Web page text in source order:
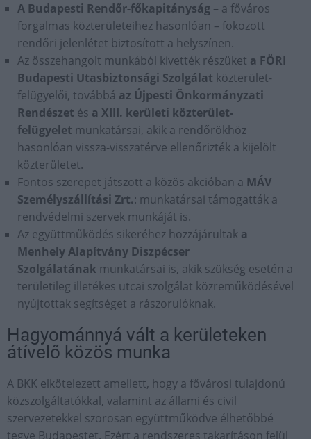
A Budapesti Rendőr-főkapitányság – a főváros
forgalmas közterületeihez hasonlóan – fokozott
rendőri jelenlétet biztosított a helyszínen.
Az összehangolt munkából kivették részüket a FÖRI
Budapesti Utasbiztonsági Szolgálat közterület-
felügyelői, továbbá az Újpesti Önkormányzati
Rendészet és a XIII. kerületi közterület-
felügyelet munkatársai, akik a rendőrökhöz
hasonlóan vissza-visszatérve ellenőrizték a kijelölt
közterületet.
Fontos szerepet játszott a közös akcióban a MÁV
Személyszállítási Zrt.: munkatársai támogatták a
rendvédelmi szervek munkáját is.
Az együttműködés sikeréhez hozzájárultak a
Menhely Alapítvány Diszpécser
Szolgálatának munkatársai is, akik szükség esetén a
területileg illetékes utcai szolgálat közreműködésével
nyújtottak segítséget a rászorulóknak.
Hagyománnyá vált a kerületeken
átívelő közös munka
A BKK elkötelezett amellett, hogy a fővárosi tulajdonú
közszolgáltatókkal, valamint az állami és civil
szervezetekkel szorosan együttműködve élhetőbbé
tegye Budapestet. Ezért a rendszeres takarításon felül